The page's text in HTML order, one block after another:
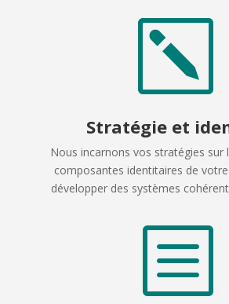
k
Stratégie et
Nous incarnons vos stratégies sur
composantes identitaires de
développer des systèmes
b